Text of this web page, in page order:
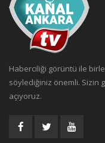
Haberciliği görüntü ile
söylediğiniz önemli. Sizin
açıyoruz.